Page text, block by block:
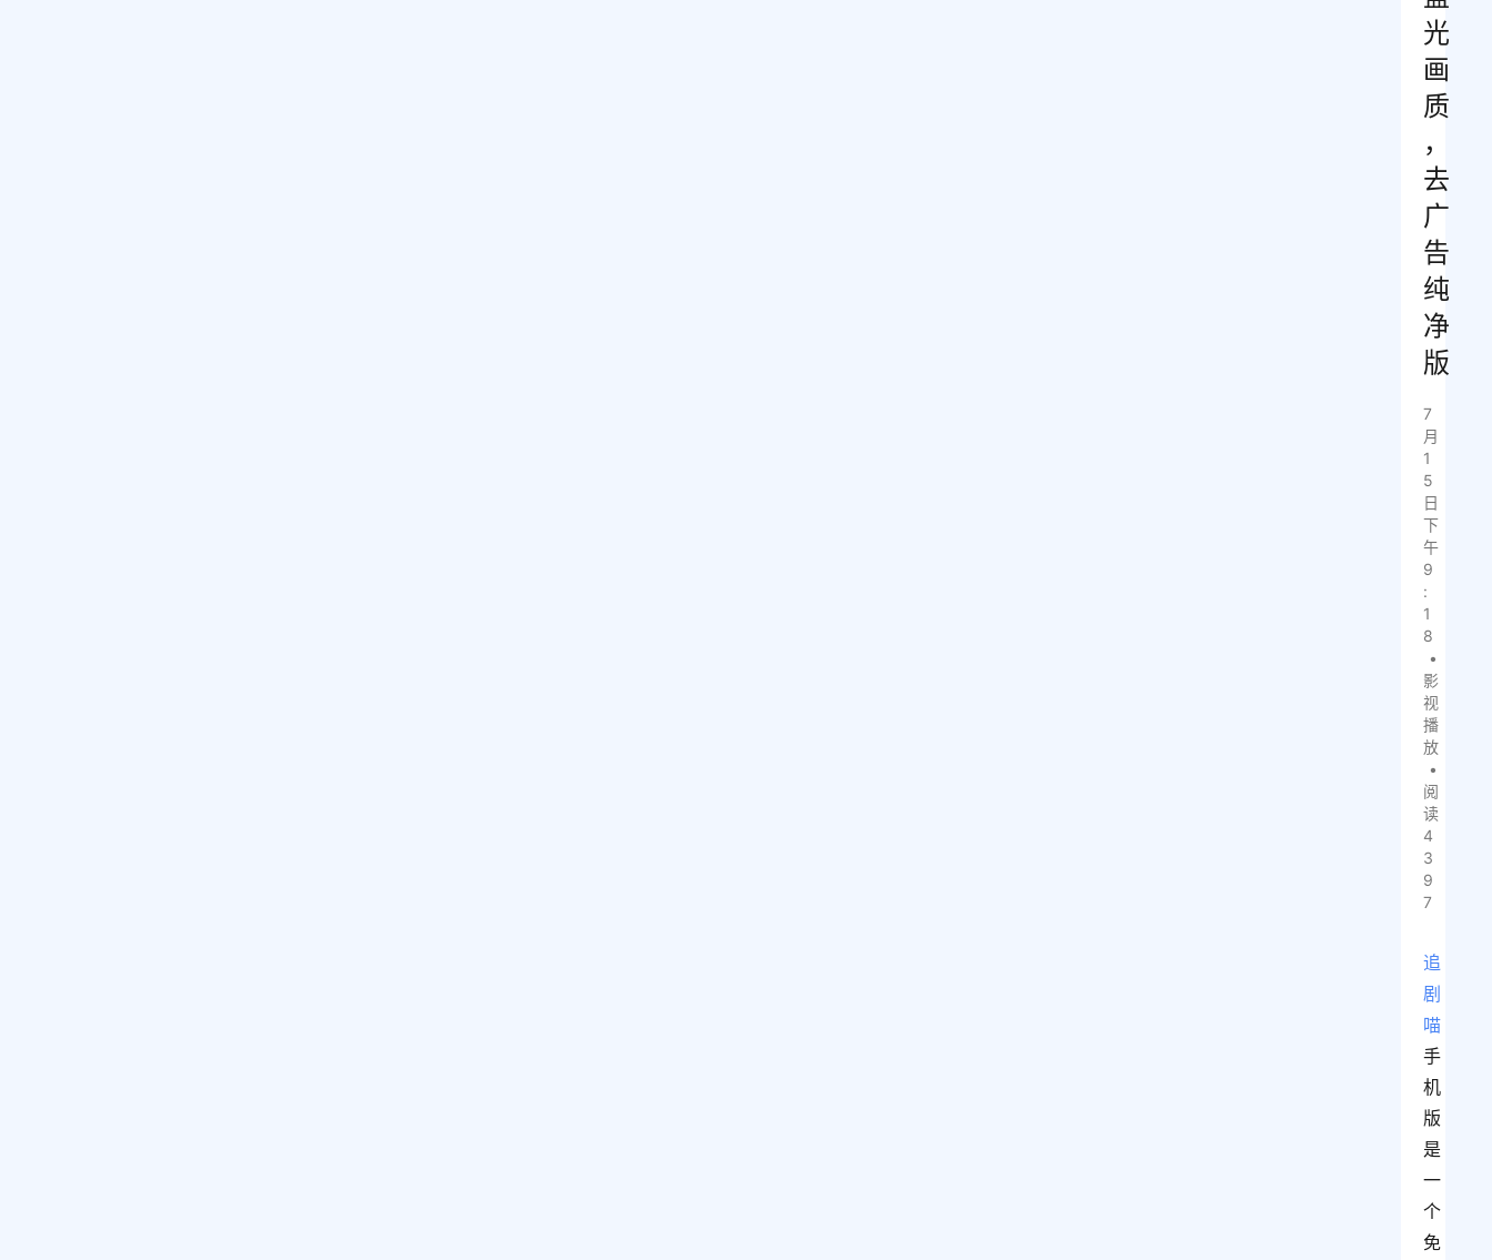
光
画
质
，
去
广
告
纯
净
版
7
月
1
5
日
下
午
9
:
1
8
•
影
视
播
放
•
阅
读
4
3
9
7
追
剧
喵
手
机
版
是
一
个
免